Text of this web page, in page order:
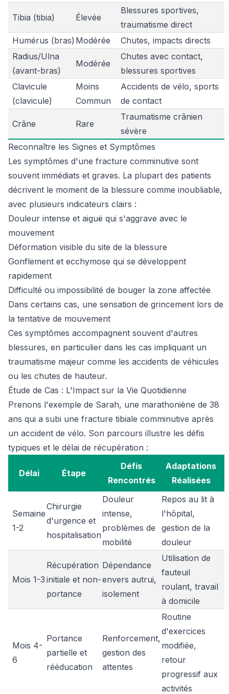
Tibia (tibia) Élevée
Blessures sportives,
traumatisme direct
Humérus (bras) Modérée
Chutes, impacts directs
Radius/Ulna
(avant-bras)
Modérée
Chutes avec contact,
blessures sportives
Clavicule
(clavicule)
Moins
Commun
Accidents de vélo, sports
de contact
Crâne Rare
Traumatisme crânien
sévère
Reconnaître les Signes et Symptômes
Les symptômes d'une fracture comminutive sont
souvent immédiats et graves. La plupart des patients
décrivent le moment de la blessure comme inoubliable,
avec plusieurs indicateurs clairs :
Douleur intense et aiguë qui s'aggrave avec le
mouvement
Déformation visible du site de la blessure
Gonflement et ecchymose qui se développent
rapidement
Difficulté ou impossibilité de bouger la zone affectée
Dans certains cas, une sensation de grincement lors de
la tentative de mouvement
Ces symptômes accompagnent souvent d'autres
blessures, en particulier dans les cas impliquant un
traumatisme majeur comme les accidents de véhicules
ou les chutes de hauteur.
Étude de Cas : L'Impact sur la Vie Quotidienne
Prenons l'exemple de Sarah, une marathoniène de 38
ans qui a subi une fracture tibiale comminutive après
un accident de vélo. Son parcours illustre les défis
typiques et le délai de récupération :
Délai Étape
Défis
Rencontrés
Adaptations
Réalisées
Semaine
1-2
Chirurgie
d'urgence et
hospitalisation
Douleur
intense,
problèmes de
mobilité
Repos au lit à
l'hôpital,
gestion de la
douleur
Mois 1-3
Récupération
initiale et non-
portance
Dépendance
envers autrui,
isolement
Utilisation de
fauteuil
roulant, travail
à domicile
Mois 4-
6
Portance
partielle et
rééducation
Renforcement,
gestion des
attentes
Routine
d'exercices
modifiée,
retour
progressif aux
activités